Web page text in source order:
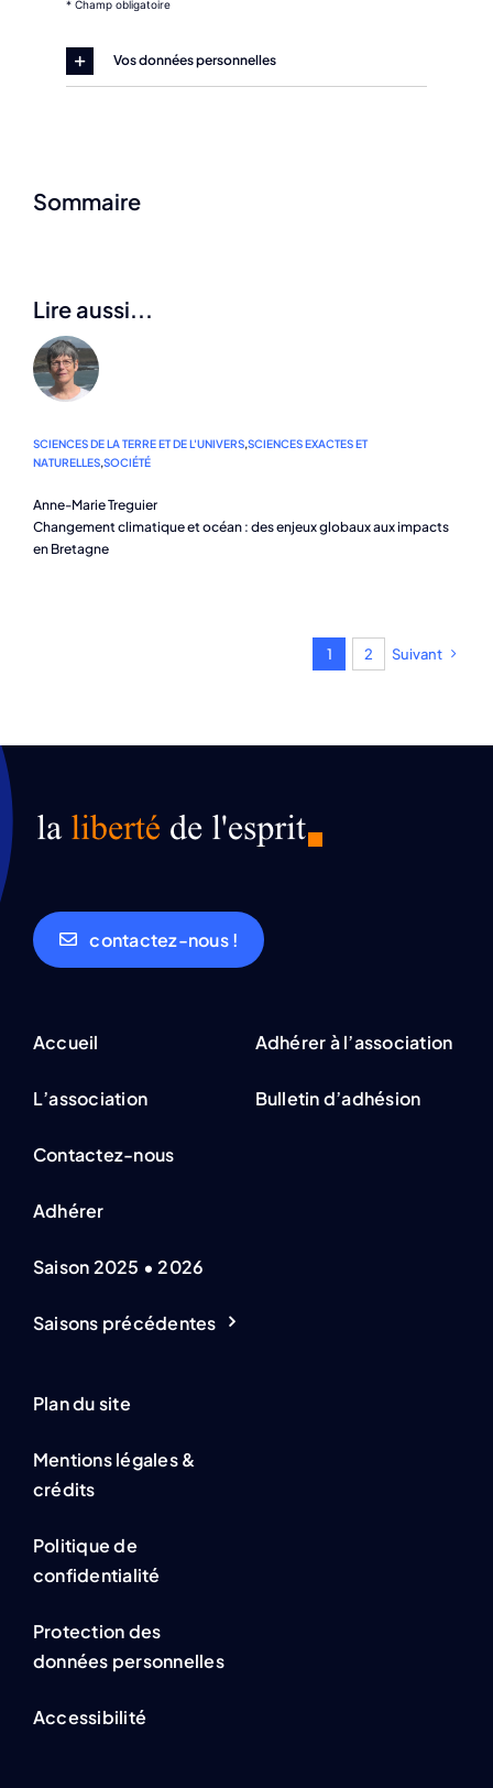
* Champ obligatoire
Vos données personnelles
Sommaire
Lire aussi...
SCIENCES DE LA TERRE ET DE L'UNIVERS,SCIENCES EXACTES ET
NATURELLES,SOCIÉTÉ
Anne-Marie Treguier
Changement climatique et océan : des enjeux globaux aux impacts
en Bretagne
1 2 Suivant
contactez-nous !
Accueil
L’association
Contactez-nous
Adhérer
Saison 2025 • 2026
Saisons précédentes
Adhérer à l’association
Bulletin d’adhésion
Plan du site
Mentions légales &
crédits
Politique de
confidentialité
Protection des
données personnelles
Accessibilité